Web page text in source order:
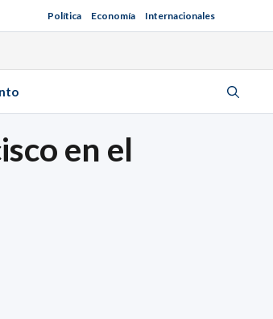
Política Economía Internacionales
en el